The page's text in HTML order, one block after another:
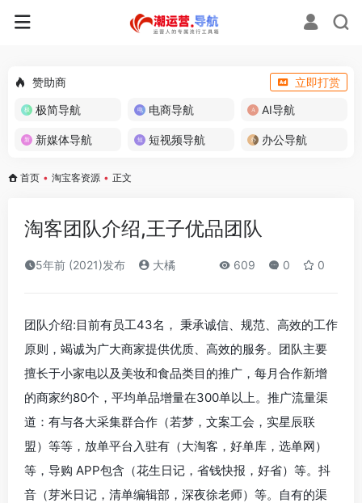
赞助商
立即打赏
极简导航
电商导航 AI导航
新媒体导航 短视频导航 办公导航
首页 • 淘宝客资源 • 正文
淘客团队介绍,王子优品团队
5年前 (2021)发布 大橘 609 0 0
团队介绍:目前有员工43名， 秉承诚信、规范、高效的工作
原则，竭诚为广大商家提供优质、高效的服务。团队主要
擅长于小家电以及美妆和食品类目的推广，每月合作新增
的商家约80个，平均单品增量在300单以上。推广流量渠
道：有与各大采集群合作（若梦，文案工会，实星辰联
盟）等等，放单平台入驻有（大淘客，好单库，选单网）
等，导购 APP包含（花生日记，省钱快报，好省）等。抖
音（芽米日记，清单编辑部，深夜徐老师）等。自有的渠